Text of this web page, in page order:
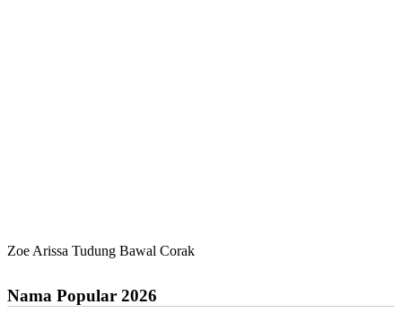
Zoe Arissa Tudung Bawal Corak
Nama Popular 2026